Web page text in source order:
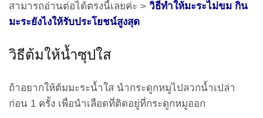
สามารถอ่านต่อได้ตรงนี้เลยค่ะ > วิธีทำให้มะระไม่ขม กิน
มะระยังไงให้รับประโยชน์สูงสุด
วิธีต้มให้น้ำซุปใส
ถ้าอยากให้ต้มมะระน้ำใส นำกระดูกหมูไปลวกน้ำเปล่า
ก่อน 1 ครั้ง เพื่อนำเลือดที่ติดอยู่ที่กระดูกหมูออก